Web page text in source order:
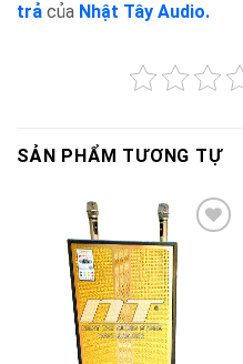
trả của Nhật Tây Audio.
SẢN PHẨM TƯƠNG TỰ